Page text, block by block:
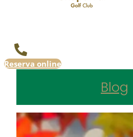
Reserva online
Blog